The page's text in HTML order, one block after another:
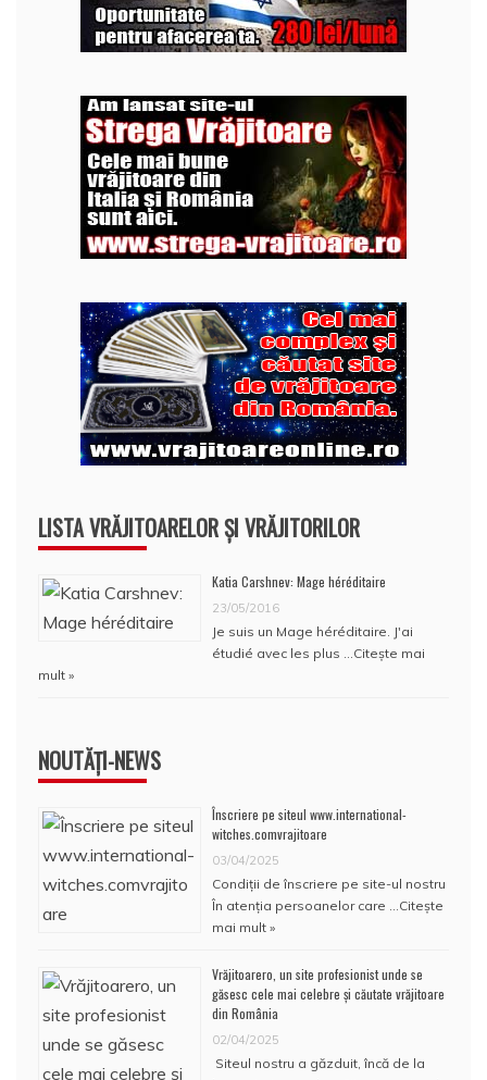
LISTA VRĂJITOARELOR ȘI VRĂJITORILOR
Katia Carshnev: Mage héréditaire
23/05/2016
Je suis un Mage héréditaire. J'ai
étudié avec les plus …Citește mai
mult »
NOUTĂȚI-NEWS
Înscriere pe siteul www.international-
witches.comvrajitoare
03/04/2025
Condiţii de înscriere pe site-ul nostru
În atenţia persoanelor care …Citește
mai mult »
Vrăjitoarero, un site profesionist unde se
găsesc cele mai celebre și căutate vrăjitoare
din România
02/04/2025
Siteul nostru a găzduit, încă de la